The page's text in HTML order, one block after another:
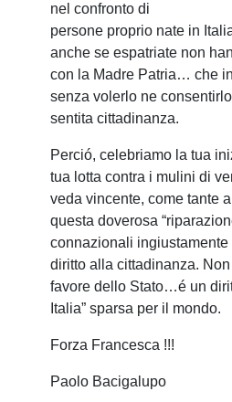
nel confronto di
persone proprio nate in
anche se espatriate non
con la Madre Patria… che
senza volerlo ne
sentita cittadinanza.
Perció, celebriamo la tua
tua lotta contra i mulini di
veda vincente, come tante
questa doverosa
connazionali
diritto alla cittadinanza.
favore dello Stato…é un
Italia” sparsa per il mondo.
Forza Francesca !!!
Paolo Bacigalupo